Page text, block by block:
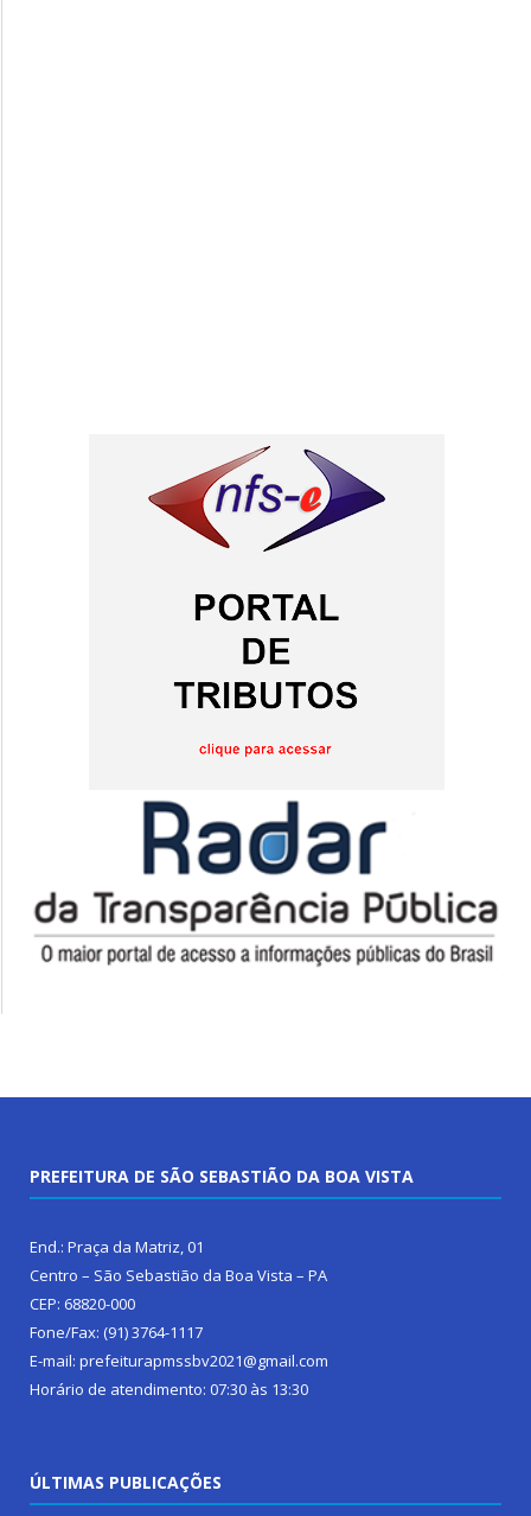
PREFEITURA DE SÃO SEBASTIÃO DA BOA VISTA
End.: Praça da Matriz, 01
Centro – São Sebastião da Boa Vista – PA
CEP: 68820-000
Fone/Fax: (91) 3764-1117
E-mail: prefeiturapmssbv2021@gmail.com
Horário de atendimento: 07:30 às 13:30
ÚLTIMAS PUBLICAÇÕES